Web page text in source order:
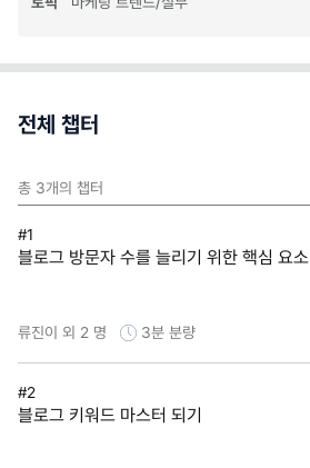
전체 챕터
총 3개의 챕터
#1
블로그 방문자 수를 늘리기 위한 핵심 요소
류진이 외 2 명 3분 분량
#2
블로그 키워드 마스터 되기